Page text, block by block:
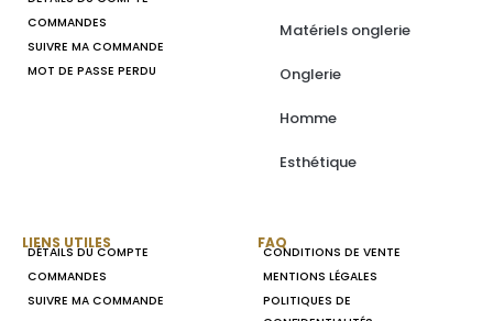
COMMANDES
SUIVRE MA COMMANDE
MOT DE PASSE PERDU
Matériels onglerie
Onglerie
Homme
Esthétique
LIENS UTILES
DÉTAILS DU COMPTE
COMMANDES
SUIVRE MA COMMANDE
FAQ
CONDITIONS DE VENTE
MENTIONS LÉGALES
POLITIQUES DE